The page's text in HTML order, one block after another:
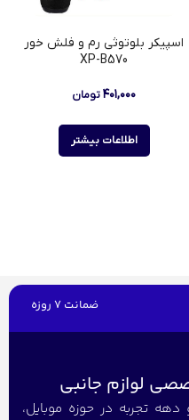
اسپیکر بلوتوثی رم و فلش خور
XP-B570
۴۰۱,۰۰۰تومان
اطلاعات بیشتر
ضمانت 7 روزه
لوازم جانبی
تجربه در حوزه موبایل،